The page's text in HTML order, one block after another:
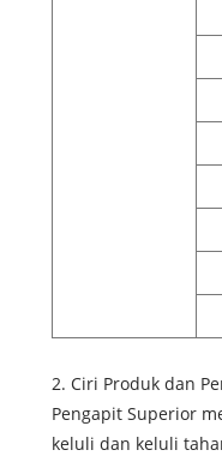
2. Ciri Produk dan
Pengapit Superior
keluli dan keluli